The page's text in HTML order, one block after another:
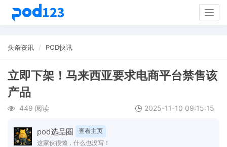
头条资讯 POD快讯
立即下架！马来西亚要求电商平台禁售该
产品
449 阅读 2025-11-10 09:15:15
pod选品圈
查看主页
这家伙很懒，什么也没写！